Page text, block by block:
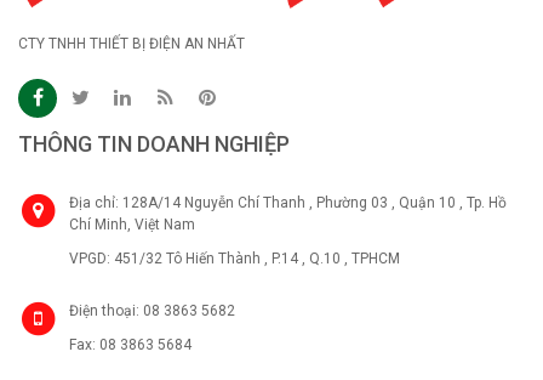
CTY TNHH THIẾT BỊ ĐIỆN AN NHẤT
THÔNG TIN DOANH NGHIỆP
Địa chỉ: 128A/14 Nguyễn Chí Thanh , Phường 03 , Quận 10 , Tp. Hồ
Chí Minh, Việt Nam
VPGD: 451/32 Tô Hiến Thành , P.14 , Q.10 , TPHCM
Điện thoại: 08 3863 5682
Fax: 08 3863 5684